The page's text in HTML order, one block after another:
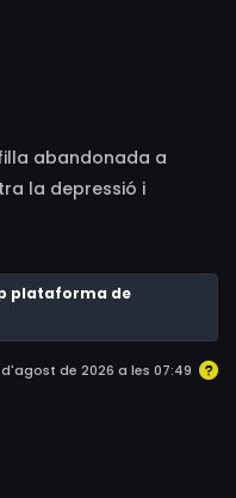
abandonada a
la depressió i
en les seves vides per
plataforma de
de 2026 a les 07:49